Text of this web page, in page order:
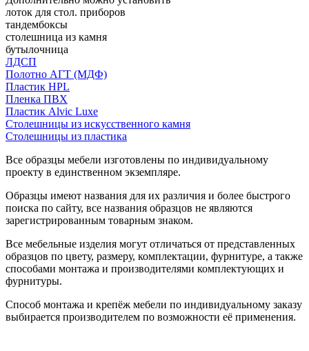
лоток для стол. приборов
тандембоксы
столешница из камня
бутылочница
ЛДСП
Полотно АГТ (МДФ)
Пластик HPL
Пленка ПВХ
Пластик Alvic Luxe
Столешницы из искусственного камня
Столешницы из пластика
Все образцы мебели изготовлены по индивидуальному
проекту в единственном экземпляре.
Образцы имеют названия для их различия и более быстрого
поиска по сайту, все названия образцов не являются
зарегистрированным товарным знаком.
Все мебельные изделия могут отличаться от представленных
образцов по цвету, размеру, комплектации, фурнитуре, а также
способами монтажа и производителями комплектующих и
фурнитуры.
Способ монтажа и крепёж мебели по индивидуальному заказу
выбирается производителем по возможности её применения.